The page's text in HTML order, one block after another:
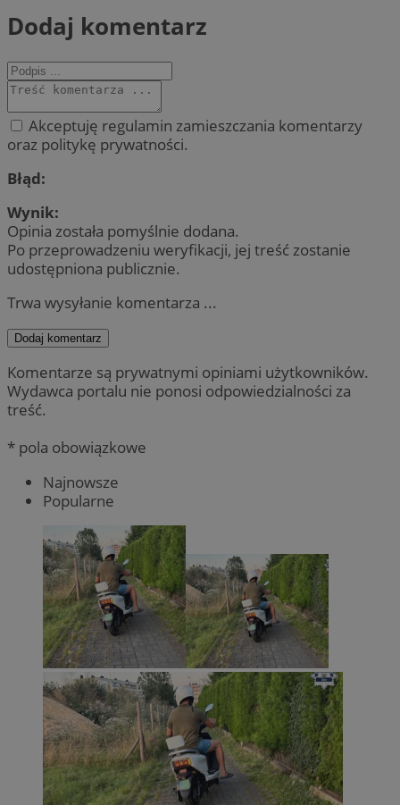
Dodaj komentarz
Akceptuję regulamin zamieszczania komentarzy
oraz politykę prywatności.
Błąd:
Wynik:
Opinia została pomyślnie dodana.
Po przeprowadzeniu weryfikacji, jej treść zostanie
udostępniona publicznie.
Trwa wysyłanie komentarza ...
Dodaj komentarz
Komentarze są prywatnymi opiniami użytkowników.
Wydawca portalu nie ponosi odpowiedzialności za
treść.
* pola obowiązkowe
Najnowsze
Popularne